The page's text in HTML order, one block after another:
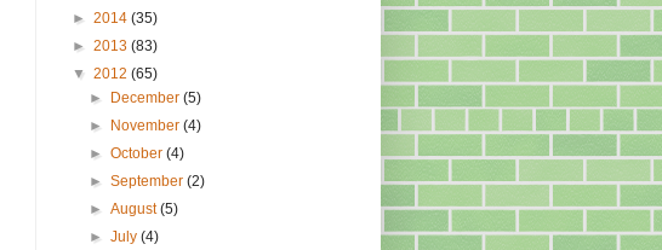
► 2014 (35)
► 2013 (83)
▼ 2012 (65)
►
December(5)
►
November(4)
►October(4)
►September(2)
►August(5)
►July(4)